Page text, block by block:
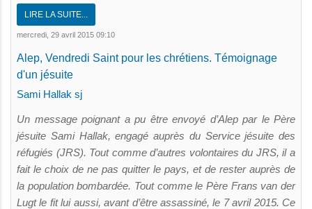
LIRE LA SUITE...
mercredi, 29 avril 2015 09:10
Alep, Vendredi Saint pour les chrétiens. Témoignage
d'un jésuite
Sami Hallak sj
Un message poignant a pu être envoyé d’Alep par le Père
jésuite Sami Hallak, engagé auprès du Service jésuite des
réfugiés (JRS). Tout comme d’autres volontaires du JRS, il a
fait le choix de ne pas quitter le pays, et de rester auprès de
la population bombardée. Tout comme le Père Frans van der
Lugt le fit lui aussi, avant d’être assassiné, le 7 avril 2015. Ce